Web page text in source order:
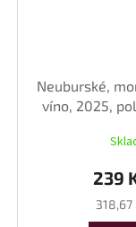
Neuburské,
víno, 2025,
239
Měrná
cena:
318,67